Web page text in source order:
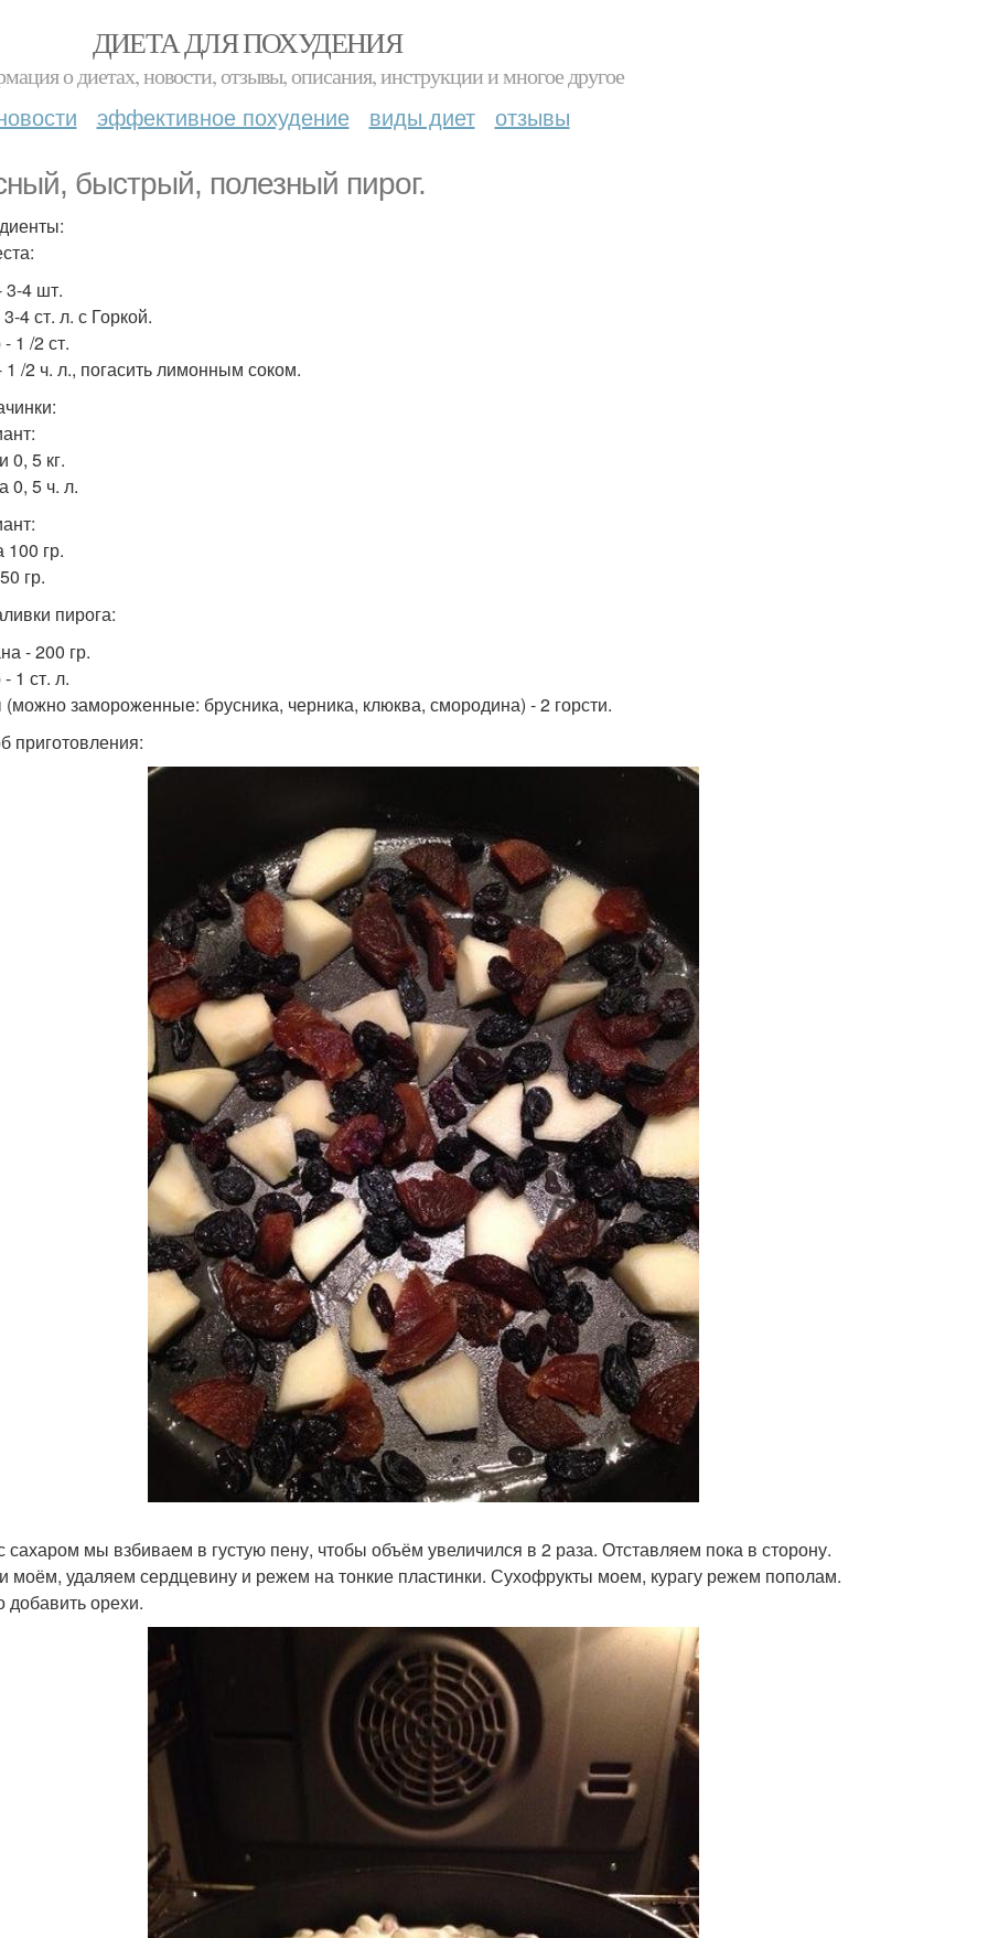
ДИЕТА ДЛЯ ПОХУДЕНИЯ
о диетах, новости, отзывы, описания, инструкции и многое другое
эффективное похудение виды диет отзывы
быстрый, полезный пирог.
3-4 шт.
4 ст. л. с Горкой.
1 /2 ст.
/2 ч. л., погасить лимонным соком.
0, 5 кг.
0, 5 ч. л.
100 гр.
гр.
пирога:
- 200 гр.
1 ст. л.
замороженные: брусника, черника, клюква, смородина) - 2 горсти.
приготовления:
сахаром мы взбиваем в густую пену, чтобы объём увеличился в 2 раза. Отставляем пока в сторону.
моём, удаляем сердцевину и режем на тонкие пластинки. Сухофрукты моем, курагу режем пополам.
орехи.